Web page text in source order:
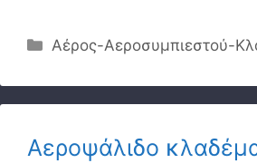
Κατηγορίες
Αέρος-Αεροσυμπιεστού-
Αεροψάλιδο